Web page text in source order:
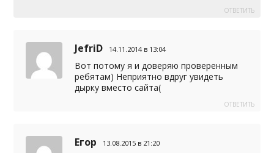
ОТВЕТИТЬ
JefriD 14.11.2014 в 13:04
Вот потому я и доверяю проверенным
ребятам) Неприятно вдруг увидеть
дырку вместо сайта(
ОТВЕТИТЬ
Егор 13.08.2015 в 21:20